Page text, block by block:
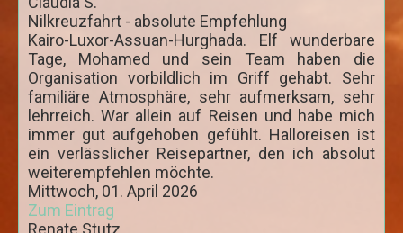
Ausflüge
Ab Hurghada
Hurghada
Stadtrundfahrt Hurghada
Sharm El Naga per Kleinbus
Bootsausflüge rotes Meer
Delphin Tour
Giftun Insel
Nilkreuzfahrt - absolute Empfehlung
Kairo-Luxor-Assuan-Hurghada. Elf wunderbare
Tage, Mohamed und sein Team haben die
Organisation vorbildlich im Griff gehabt. Sehr
familiäre Atmosphäre, sehr aufmerksam, sehr
lehrreich. War allein auf Reisen und habe mich
immer gut aufgehoben gefühlt. Halloreisen ist
ein verlässlicher Reisepartner, den ich absolut
weiterempfehlen möchte.
Mittwoch, 01. April 2026
Zum Eintrag
Renate Stutz